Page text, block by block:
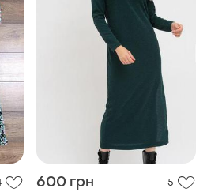
600 грн 5